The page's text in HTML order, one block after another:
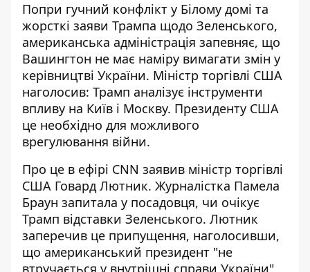
Попри гучний конфлікт у Білому домі та
жорсткі заяви Трампа щодо Зеленського,
американська адміністрація запевняє, що
Вашингтон не має наміру вимагати змін у
керівництві України. Міністр торгівлі США
наголосив: Трамп аналізує інструменти
впливу на Київ і Москву. Президенту США
це необхідно для можливого
врегулювання війни.
Про це в ефірі CNN заявив міністр торгівлі
США Говард Лютник. Журналістка Памела
Браун запитала у посадовця, чи очікує
Трамп відставки Зеленського. Лютник
заперечив це припущення, наголосивши,
що американський президент "не
втручається у внутрішні справи України"